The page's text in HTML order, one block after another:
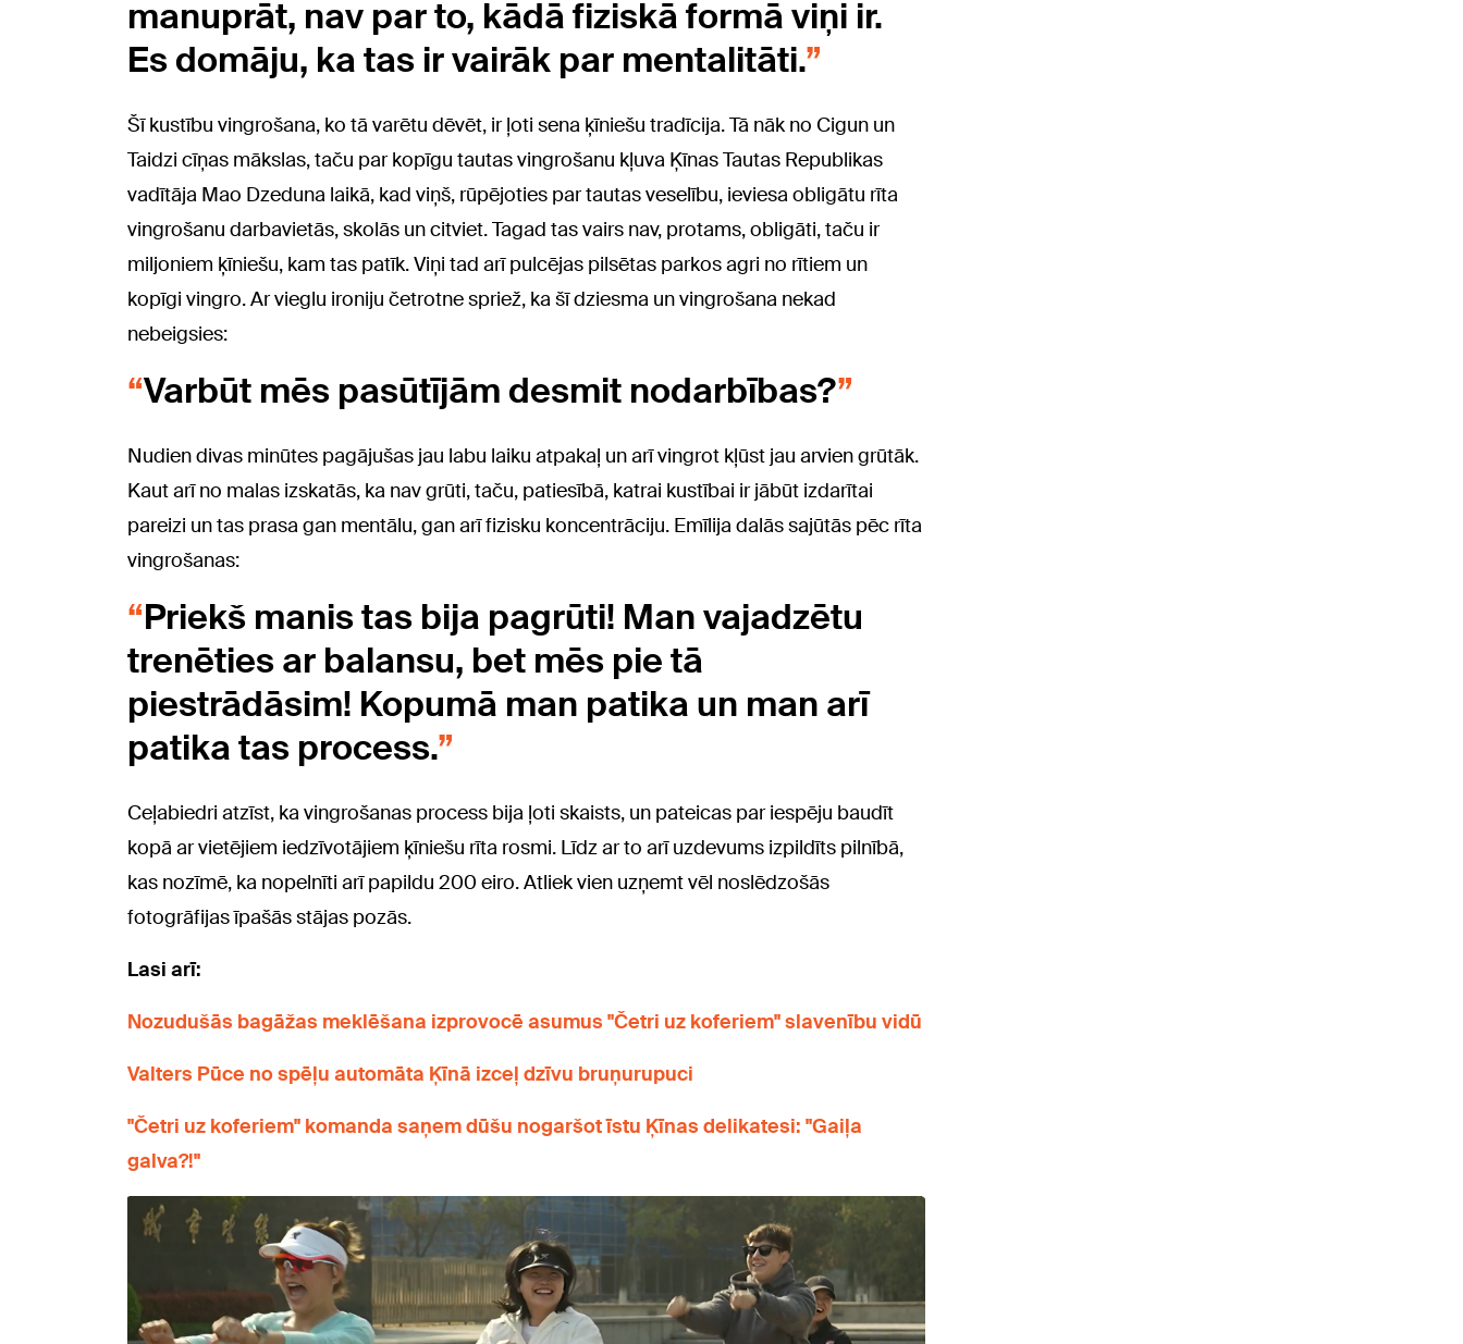
manuprāt, nav par to, kādā fiziskā formā viņi ir.
Es domāju, ka tas ir vairāk par mentalitāti.
Šī kustību vingrošana, ko tā varētu dēvēt, ir ļoti sena ķīniešu tradīcija. Tā nāk no Cigun un
Taidzi cīņas mākslas, taču par kopīgu tautas vingrošanu kļuva Ķīnas Tautas Republikas
vadītāja Mao Dzeduna laikā, kad viņš, rūpējoties par tautas veselību, ieviesa obligātu rīta
vingrošanu darbavietās, skolās un citviet. Tagad tas vairs nav, protams, obligāti, taču ir
miljoniem ķīniešu, kam tas patīk. Viņi tad arī pulcējas pilsētas parkos agri no rītiem un
kopīgi vingro. Ar vieglu ironiju četrotne spriež, ka šī dziesma un vingrošana nekad
nebeigsies:
Varbūt mēs pasūtījām desmit nodarbības?
Nudien divas minūtes pagājušas jau labu laiku atpakaļ un arī vingrot kļūst jau arvien grūtāk.
Kaut arī no malas izskatās, ka nav grūti, taču, patiesībā, katrai kustībai ir jābūt izdarītai
pareizi un tas prasa gan mentālu, gan arī fizisku koncentrāciju. Emīlija dalās sajūtās pēc rīta
vingrošanas:
Priekš manis tas bija pagrūti! Man vajadzētu
trenēties ar balansu, bet mēs pie tā
piestrādāsim! Kopumā man patika un man arī
patika tas process.
Ceļabiedri atzīst, ka vingrošanas process bija ļoti skaists, un pateicas par iespēju baudīt
kopā ar vietējiem iedzīvotājiem ķīniešu rīta rosmi. Līdz ar to arī uzdevums izpildīts pilnībā,
kas nozīmē, ka nopelnīti arī papildu 200 eiro. Atliek vien uzņemt vēl noslēdzošās
fotogrāfijas īpašās stājas pozās.
Lasi arī:
Nozudušās bagāžas meklēšana izprovocē asumus "Četri uz koferiem" slavenību vidū
Valters Pūce no spēļu automāta Ķīnā izceļ dzīvu bruņurupuci
"Četri uz koferiem" komanda saņem dūšu nogaršot īstu Ķīnas delikatesi: "Gaiļa
galva?!"